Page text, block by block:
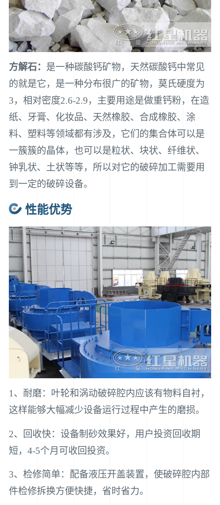
方解石： 是一种碳酸钙矿物，天然碳酸钙中常见
的就是它，是一种分布很广的矿物，莫氏硬度为
3，相对密度2.6-2.9，主要用途是做重钙粉，在造
纸、牙膏、化妆品、天然橡胶、合成橡胶、涂
料、塑料等领域都有涉及，它们的集合体可以是
一簇簇的晶体，也可以是粒状、块状、纤维状、
钟乳状、土状等等，所以对它的破碎加工需要用
到一定的破碎设备。
性能优势
1、耐磨：叶轮和涡动破碎腔内应该有物料自衬，
这样能够大幅减少设备运行过程中产生的磨损。
2、回收快：设备制砂效果好，用户投资回收期
短，4-5个月可收回投资。
3、检修简单：配备液压开盖装置，使破碎腔内部
件检修拆换方便快捷，省时省力。